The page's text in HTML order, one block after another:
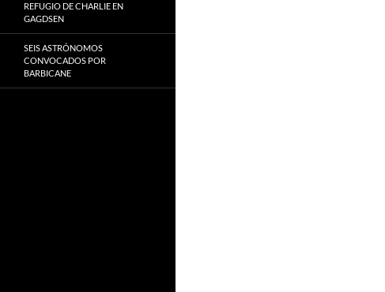
REFUGIO DE CHARLIE EN
GAGDSEN
SEIS ASTRÓNOMOS
CONVOCADOS POR
BARBICANE